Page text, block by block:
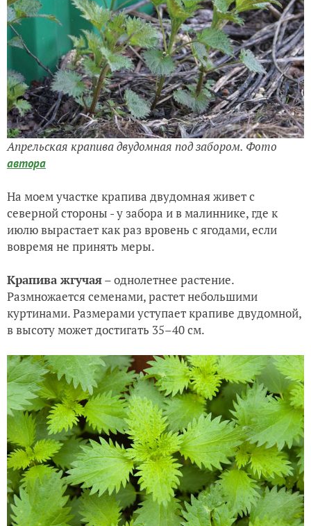
Апрельская крапива двудомная под забором. Фото
автора
На моем участке крапива двудомная живет с
северной стороны - у забора и в малиннике, где к
июлю вырастает как раз вровень с ягодами, если
вовремя не принять меры.
Крапива жгучая– однолетнее растение.
Размножается семенами, растет небольшими
куртинами. Размерами уступает крапиве двудомной,
в высоту может достигать 35–40 см.